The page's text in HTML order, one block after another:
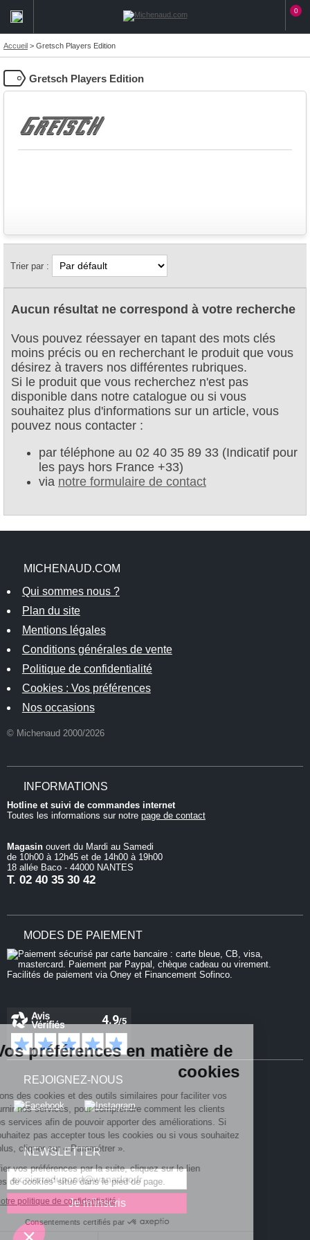
Vos préférences en matière de
cookies
utilisons des cookies et des outils similaires pour faciliter vos
fournir nos services, pour comprendre comment les clients
nos services afin de pouvoir apporter des améliorations. Si
ne souhaitez pas accepter tous les cookies ou si vous souhaitez
savoir plus, cliquer sur « Paramétrer ».
modifier vos préférences par la suite, cliquez sur le lien
de cookies' situé dans le pied de page.
notre politique de confidentialité
Consentements certifiés par
0
Accueil > Gretsch Players Edition
Gretsch Players Edition
Trier par :
Aucun résultat ne correspond à votre recherche
Vous pouvez réessayer en tapant des mots clés
moins précis ou en recherchant le produit que vous
désirez à travers nos différentes rubriques.
Si le produit que vous recherchez n'est pas
disponible dans notre catalogue ou si vous
souhaitez plus d'informations sur un article, vous
pouvez nous contacter :
par téléphone au 02 40 35 89 33 (Indicatif pour
les pays hors France +33)
via notre formulaire de contact
MICHENAUD.COM
Qui sommes nous ?
Plan du site
Mentions légales
Conditions générales de vente
Politique de confidentialité
Cookies : Vos préférences
Nos occasions
© Michenaud 2000/2026
INFORMATIONS
Hotline et suivi de commandes internet
Toutes les informations sur notre page de contact
Magasin ouvert du Mardi au Samedi
de 10h00 à 12h45 et de 14h00 à 19h00
18 allée Baco - 44000 NANTES
T. 02 40 35 30 42
MODES DE PAIEMENT
REJOIGNEZ-NOUS
NEWSLETTER